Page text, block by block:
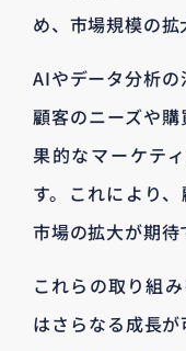
め、市場規模の拡
AIやデータ分析の
顧客のニーズや
果的なマーケテ
す。これにより
市場の拡大が期待
これらの取り組
はさらなる成長